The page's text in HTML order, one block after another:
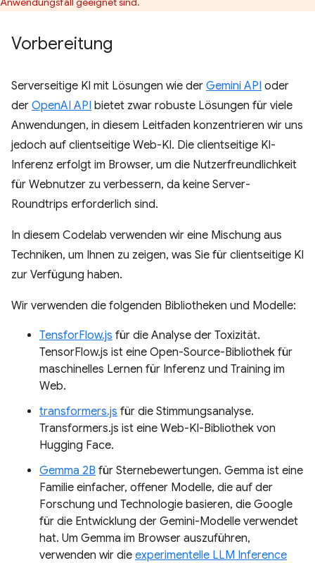
Vorbereitung
Serverseitige KI mit Lösungen wie der Gemini API oder
der OpenAI API bietet zwar robuste Lösungen für viele
Anwendungen, in diesem Leitfaden konzentrieren wir uns
jedoch auf clientseitige Web-KI. Die clientseitige KI-
Inferenz erfolgt im Browser, um die Nutzerfreundlichkeit
für Webnutzer zu verbessern, da keine Server-
Roundtrips erforderlich sind.
In diesem Codelab verwenden wir eine Mischung aus
Techniken, um Ihnen zu zeigen, was Sie für clientseitige KI
zur Verfügung haben.
Wir verwenden die folgenden Bibliotheken und Modelle:
TensforFlow.js für die Analyse der Toxizität.
TensorFlow.js ist eine Open-Source-Bibliothek für
maschinelles Lernen für Inferenz und Training im
Web.
transformers.js für die Stimmungsanalyse.
Transformers.js ist eine Web-KI-Bibliothek von
Hugging Face.
Gemma 2B für Sternebewertungen. Gemma ist eine
Familie einfacher, offener Modelle, die auf der
Forschung und Technologie basieren, die Google
für die Entwicklung der Gemini-Modelle verwendet
hat. Um Gemma im Browser auszuführen,
verwenden wir die experimentelle LLM Inference